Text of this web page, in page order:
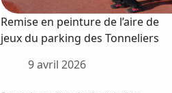
Remise en peinture de l’aire de
jeux du parking des Tonneliers
9 avril 2026